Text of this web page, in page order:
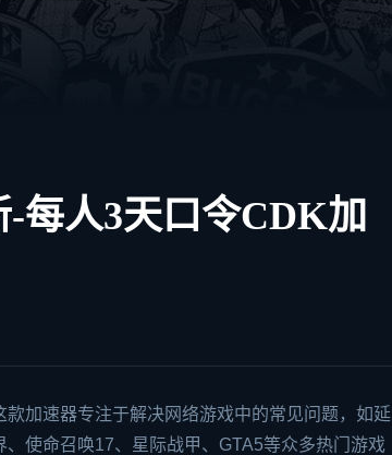
每人3天口令CDK加
加速器专注于解决网络游戏中的常见问题，如延
使命召唤17、 星际战甲、 GTA5等众多热门游戏